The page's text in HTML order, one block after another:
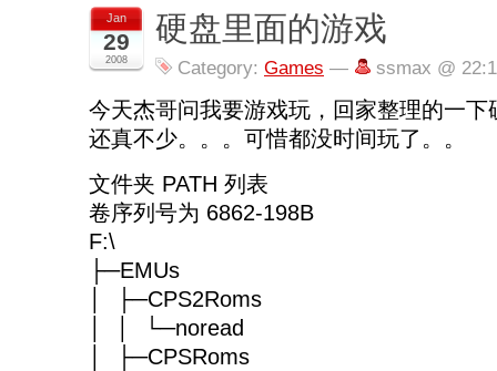
Jan
29
2008
硬盘里面的游戏
Category: Games — ssmax @
今天杰哥问我要游戏玩，回家整理的一
还真不少。。。可惜都没时间玩了。。
文件夹 PATH 列表
卷序列号为 6862-198B
F:\
├─EMUs
│ ├─CPS2Roms
│ │ └─noread
│ ├─CPSRoms